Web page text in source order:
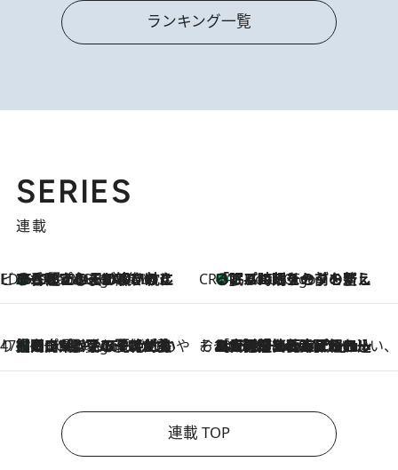
ランキング一覧
SERIES
連載
ビューティいいもの集め EDITORS' BEST
5 Hours Ago
35℃超えの日の夜、枕にひと吹き！ BAUMのルームスプレーが、ひのきの香りで心まで解きほぐす CREA'S CHOICE
5 Hours Ago
「眠る時刻をセットする」——眠りの前を整える、バルミューダの新しいアプローチ
47都道府県の手みやげ ひんやりスイーツで夏を満喫
5 Hours Ago
【岡山県】この夏絶対食べたい 冷やしておいしいおやつ3選 フルーツが主役のプリンやアイスが勢揃い そおだよおこの関西おいしい、おやつ紀行
2026.8.9
［大阪府箕面市］一皿一皿目の前で仕上げられる、料理を巧みに組み込んだアシェットデセールコース「ミチル アシェット デセール（Michiru assiette dessert）」
連載 TOP